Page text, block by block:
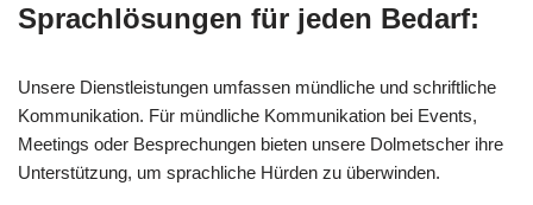
Sprachlösungen für jeden Bedarf:
Unsere Dienstleistungen umfassen mündliche und schriftliche
Kommunikation. Für mündliche Kommunikation bei Events,
Meetings oder Besprechungen bieten unsere Dolmetscher ihre
Unterstützung, um sprachliche Hürden zu überwinden.